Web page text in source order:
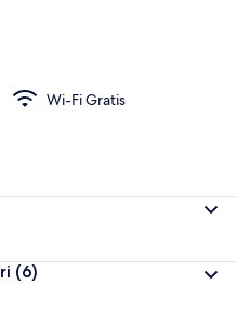
Wi-Fi Gratis
(6)